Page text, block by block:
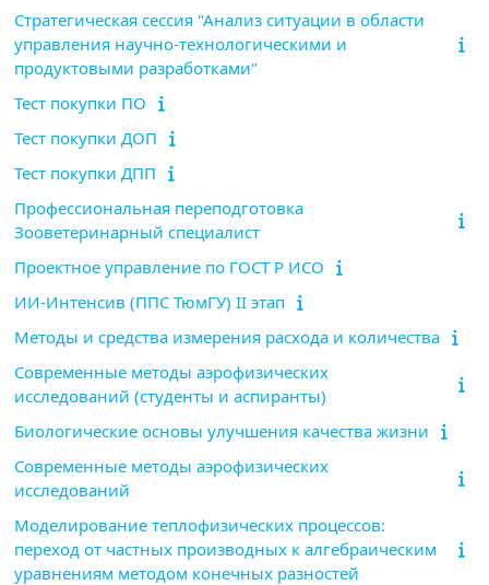
Стратегическая сессия "Анализ ситуации в области
управления научно-технологическими и
продуктовыми разработками"
Тест покупки ПО
Тест покупки ДОП
Тест покупки ДПП
Профессиональная переподготовка
Зооветеринарный специалист
Проектное управление по ГОСТ Р ИСО
ИИ-Интенсив (ППС ТюмГУ) II этап
Методы и средства измерения расхода и количества
Современные методы аэрофизических
исследований (студенты и аспиранты)
Биологические основы улучшения качества жизни
Современные методы аэрофизических
исследований
Моделирование теплофизических процессов:
переход от частных производных к алгебраическим
уравнениям методом конечных разностей